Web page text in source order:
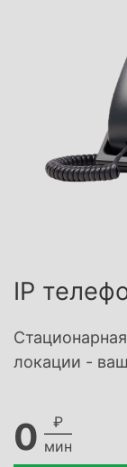
IP
локации -
0
₽
мин